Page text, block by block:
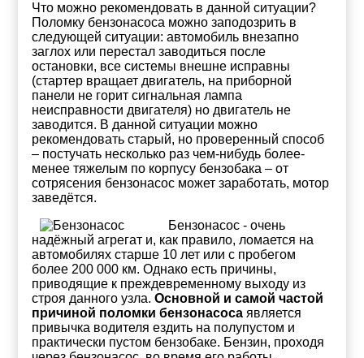
Что можно рекомендовать в данной ситуации?
Поломку бензонасоса можно заподозрить в
следующей ситуации: автомобиль внезапно
заглох или перестал заводиться после
остановки, все системы внешне исправны
(стартер вращает двигатель, на приборной
панели не горит сигнальная лампа
неисправности двигателя) но двигатель не
заводится. В данной ситуации можно
рекомендовать старый, но проверенный способ
– постучать несколько раз чем-нибудь более-
менее тяжелым по корпусу бензобака – от
сотрясения бензонасос может заработать, мотор
заведётся.
Бензонасос - очень
надёжный агрегат и, как правило, ломается на
автомобилях старше 10 лет или с пробегом
более 200 000 км. Однако есть причины,
приводящие к преждевременному выходу из
строя данного узла. Основной и самой частой
причиной поломки бензонасосаявляется
привычка водителя ездить на полупустом и
практически пустом бензобаке. Бензин, проходя